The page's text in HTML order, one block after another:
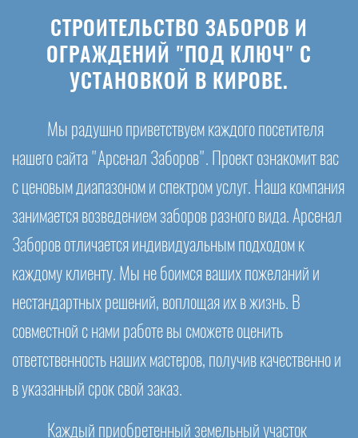
СТРОИТЕЛЬСТВО ЗАБОРОВ И
ОГРАЖДЕНИЙ "ПОД КЛЮЧ" С
УСТАНОВКОЙ В КИРОВЕ.
Мы радушно приветствуем каждого посетителя
нашего сайта "Арсенал Заборов". Проект ознакомит вас
с ценовым диапазоном и спектром услуг. Наша компания
занимается возведением заборов разного вида. Арсенал
Заборов отличается индивидуальным подходом к
каждому клиенту. Мы не боимся ваших пожеланий и
нестандартных решений, воплощая их в жизнь. В
совместной с нами работе вы сможете оценить
ответственность наших мастеров, получив качественно и
в указанный срок свой заказ.
Каждый приобретенный земельный участок